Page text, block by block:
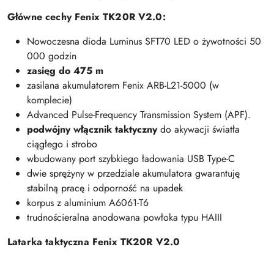
Główne cechy Fenix TK20R V2.0:
Nowoczesna dioda Luminus SFT70 LED o żywotności 50
000 godzin
zasięg do 475 m
zasilana akumulatorem Fenix ARB-L21-5000 (w
komplecie)
Advanced Pulse-Frequency Transmission System (APF).
podwójny włącznik taktyczny do akywacji światła
ciągłego i strobo
wbudowany port szybkiego ładowania USB Type-C
dwie sprężyny w przedziale akumulatora gwarantuję
stabilną pracę i odporność na upadek
korpus z aluminium A6061-T6
trudnościeralna anodowana powłoka typu HAIII
Latarka taktyczna Fenix TK20R V2.0